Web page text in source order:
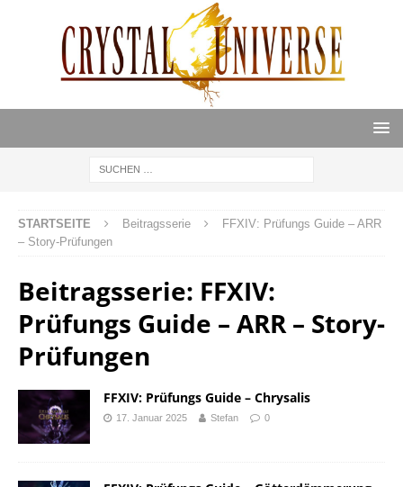
STARTSEITE Beitragsserie
FFXIV: Prüfungs Guide – ARR
– Story-Prüfungen
Beitragsserie: FFXIV:
Prüfungs Guide – ARR – Story-
Prüfungen
FFXIV: Prüfungs Guide – Chrysalis
17. Januar 2025 Stefan 0